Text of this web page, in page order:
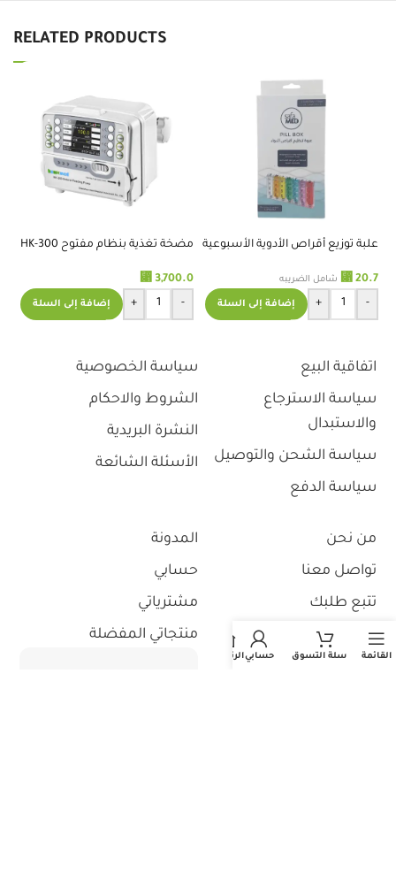
RELATED PRODUCTS
علبة توزيع أقراص الأدوية الأسبوعية
⃁ 20.7 شامل الضريبه
-
+ إضافة إلى السلة
مضخة تغذية بنظام مفتوح HK-300
⃁ 3,700.0
-
+ إضافة إلى السلة
اتفاقية البيع
سياسة الاسترجاع
والاستبدال
سياسة الشحن والتوصيل
سياسة الدفع
سياسة الخصوصية
الشروط والاحكام
النشرة البريدية
الأسئلة الشائعة
من نحن
تواصل معنا
تتبع طلبك
استثمر معنا
المدونة
حسابي
مشترياتي
منتجاتي المفضلة
القائمة سلة التسوق حسابيالرئيسية